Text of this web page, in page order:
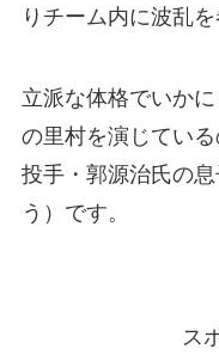
りチーム内に波乱
立派な体格でいか
の里村を演じてい
投手・郭源治氏の
う）です。
ス